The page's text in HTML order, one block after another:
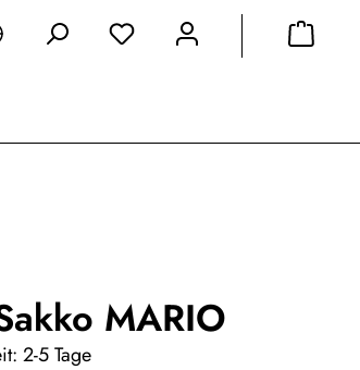
MARIO
2-5 Tage